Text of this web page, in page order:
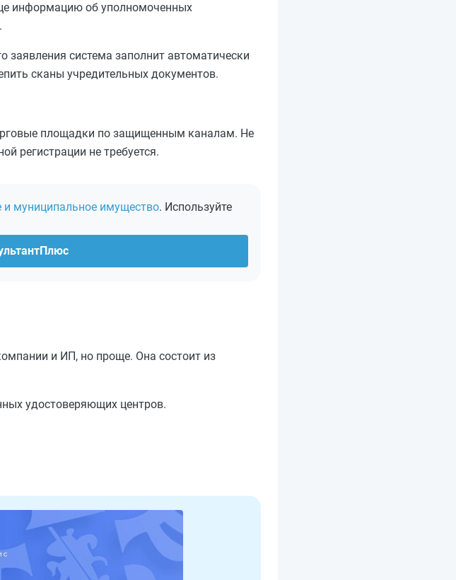
информацию об уполномоченных
заявления система заполнит автоматически
сканы учредительных документов.
площадки по защищенным каналам. Не
регистрации не требуется.
и муниципальное имущество. Используйте
и ИП, но проще. Она состоит из
удостоверяющих центров.